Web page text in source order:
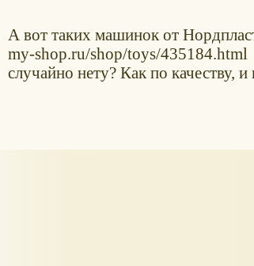
А вот таких машинок от
my-shop.ru/shop/toys/435184.html
случайно нету? Как по качеству,